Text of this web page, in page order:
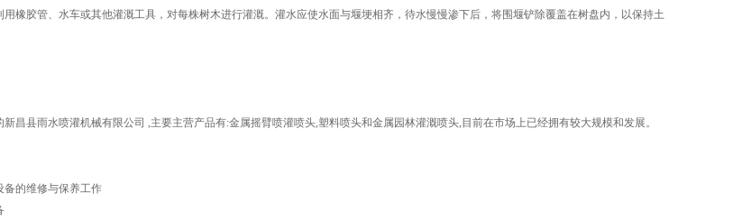
胶管、水车或其他灌溉工具，对每株树木进行灌溉。灌水应使水面与堰埂相齐，待水慢慢渗下后，将围堰铲除覆盖在树盘内，以保持土
昌县雨水喷灌机械有限公司 ,主要主营产品有:金属摇臂喷灌喷头,塑料喷头和金属园林灌溉喷头,目前在市场上已经拥有较大规模和发展。
备的维修与保养工作